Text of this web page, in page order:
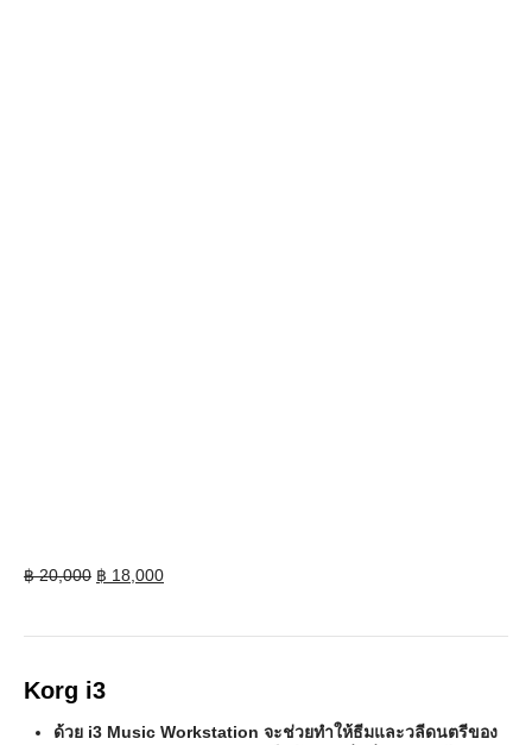
฿20,000 Original
฿ 18,000Current
Korg i3
ด้วย i3 Music Workstation จะช่วยทำให้ธีมและวลีดนตรีของ